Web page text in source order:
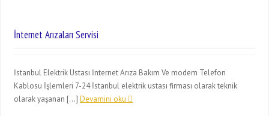
İnternet Arızaları Servisi
İstanbul Elektrik Ustası İnternet Arıza Bakım Ve modem Telefon
Kablosu İşlemleri 7-24 İstanbul elektrik ustası firması olarak teknik
olarak yaşanan […]Devamini oku